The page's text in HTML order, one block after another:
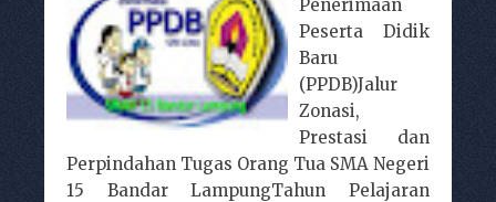
Penerimaan
Peserta Didik
Baru
(PPDB)Jalur
Zonasi,
Prestasi dan
Perpindahan Tugas Orang Tua SMA Negeri
15 Bandar LampungTahun Pelajaran